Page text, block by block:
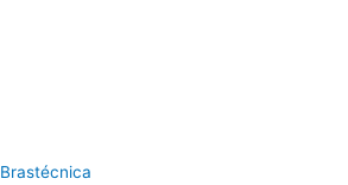
Brastécnica